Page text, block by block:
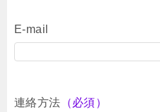
E-mail
連絡方法 （必須）